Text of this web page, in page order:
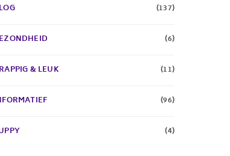
(137)
(6)
& LEUK (11)
(96)
(4)